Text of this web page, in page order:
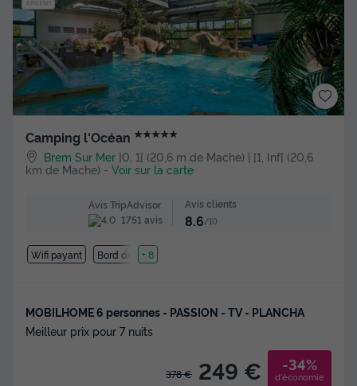
Camping l'Océan ★★★★★
Brem Sur Mer ]0, 1[ (20,6 m de Mache) | [1, Inf[ (20,6
km de Mache) - Voir sur la carte
Avis TripAdvisor
1751 avis
Avis clients
8.6 /10
Wifi payant Bord de mer
+ 8
MOBILHOME 6 personnes - PASSION - TV - PLANCHA
Meilleur prix pour 7 nuits
378 € 249 € -34%
d'économie